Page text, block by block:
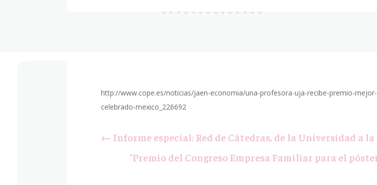
http://www.cope.es/noticias/jaen-economia/una-profesora-uja-recibe-premio-
celebrado-mexico_226692
← Informe especial: Red de Cátedras, de la Universidad a la
"Premio del Congreso Empresa Familiar para el